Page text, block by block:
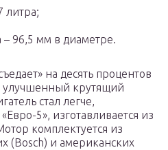
литра;
96,5 мм в диаметре.
на десять процентов
крутящий
стал легче,
5», изготавливается из
комплектуется из
(Bosch) и американских